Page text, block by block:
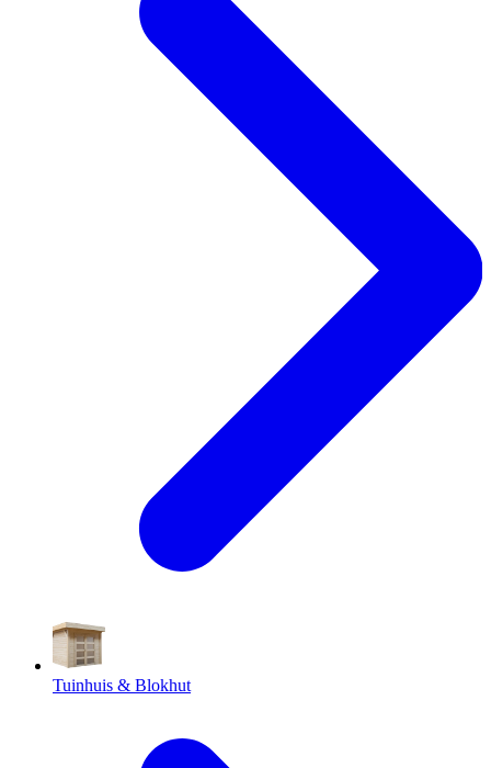
Tuinhuis & Blokhut